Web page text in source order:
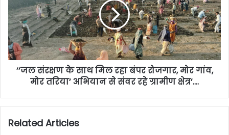
’’जल संरक्षण के साथ मिल रहा बंपर रोजगार, मोर गांव,
मोर तरिया’ अभियान से संवर रहे ग्रामीण क्षेत्र’….
Related Articles